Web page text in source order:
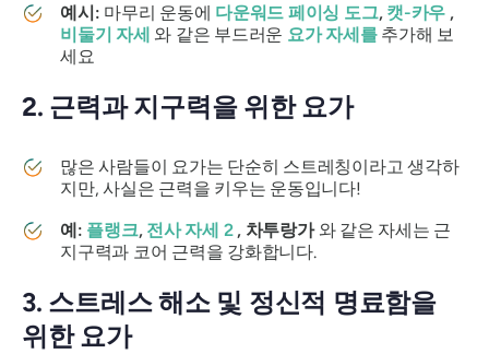
예시: 마무리 운동에 다운워드 페이싱 도그, 캣-카우 ,
비둘기 자세 와 같은 부드러운 요가 자세를추가해 보
세요
2. 근력과 지구력을 위한 요가
많은 사람들이 요가는 단순히 스트레칭이라고 생각하
지만, 사실은 근력을 키우는 운동입니다!
예: 플랭크, 전사 자세 2, 차투랑가와 같은 자세는 근
지구력과 코어 근력을 강화합니다.
3. 스트레스 해소 및 정신적 명료함을
위한 요가